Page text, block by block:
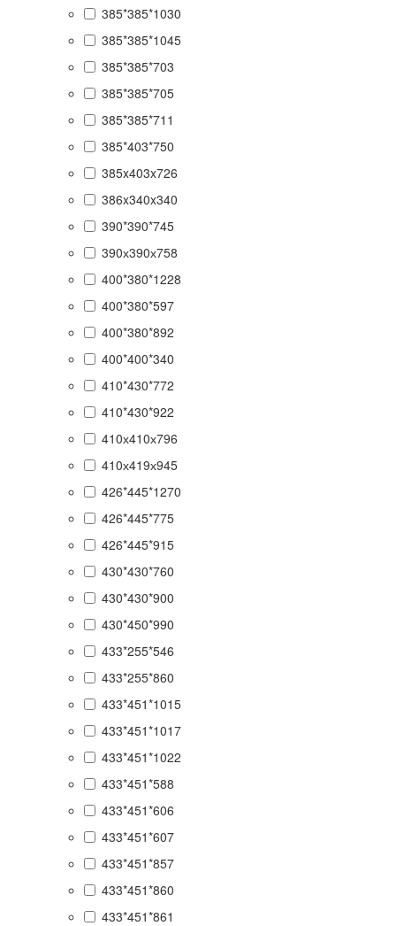
385*385*1030
385*385*1045
385*385*703
385*385*705
385*385*711
385*403*750
385x403x726
386x340x340
390*390*745
390х390х758
400*380*1228
400*380*597
400*380*892
400*400*340
410*430*772
410*430*922
410х410х796
410х419х945
426*445*1270
426*445*775
426*445*915
430*430*760
430*430*900
430*450*990
433*255*546
433*255*860
433*451*1015
433*451*1017
433*451*1022
433*451*588
433*451*606
433*451*607
433*451*857
433*451*860
433*451*861